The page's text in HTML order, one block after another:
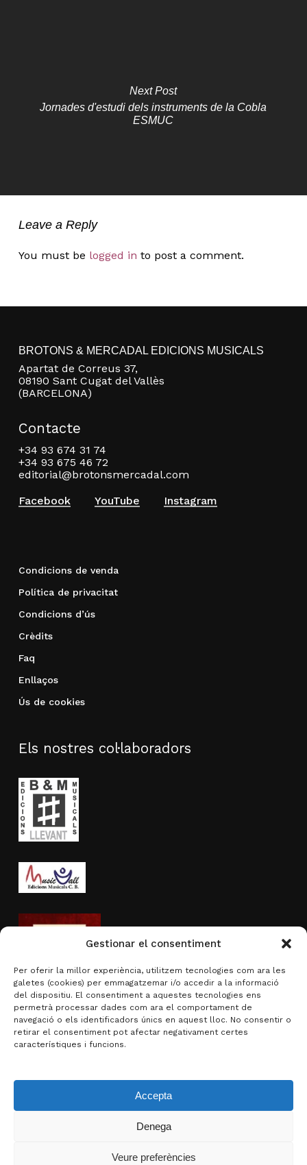
Gestionar el consentiment
Per oferir la millor experiència, utilitzem tecnologies com ara les
galetes (cookies) per emmagatzemar i/o accedir a la informació
del dispositiu. El consentiment a aquestes tecnologies ens
permetrà processar dades com ara el comportament de
navegació o els identificadors únics en aquest lloc. No consentir o
retirar el consentiment pot afectar negativament certes
característiques i funcions.
Accepta
Denega
Veure preferències
No hi ha productes a la cistella.
Go to shop
Next Post
Jornades d'estudi dels instruments de la Cobla
ESMUC
Leave a Reply
You must be logged in to post a comment.
BROTONS & MERCADAL EDICIONS MUSICALS
Apartat de Correus 37,
08190 Sant Cugat del Vallès
(BARCELONA)
Contacte
+34 93 674 31 74
+34 93 675 46 72
editorial@brotonsmercadal.com
Facebook
YouTube Instagram
Condicions de venda
Política de privacitat
Condicions d’ús
Crèdits
Faq
Enllaços
Ús de cookies
Els nostres col·laboradors
Activitat subvencionada per